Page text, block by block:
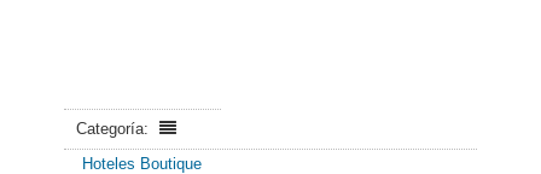
Categoría:
Hoteles Boutique